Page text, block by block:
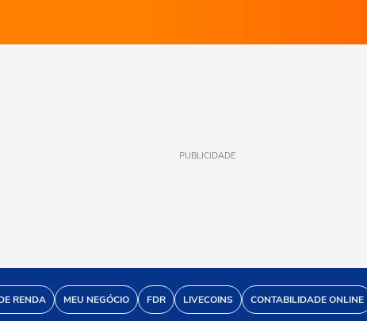
PUBLICIDADE
RENDA MEU NEGÓCIO FDR LIVECOINS CONTABILIDADE ONLINE